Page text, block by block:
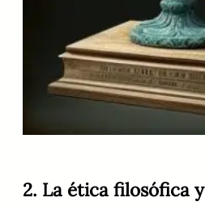
2. La ética filosófica